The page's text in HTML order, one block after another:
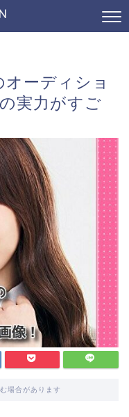
ーディショ
実力がすご
場合があります